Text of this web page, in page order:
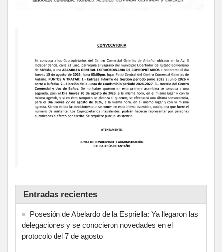
Entradas recientes
Posesión de Abelardo de la Espriella: Ya llegaron las
delegaciones y se conocieron novedades en el
protocolo del 7 de agosto